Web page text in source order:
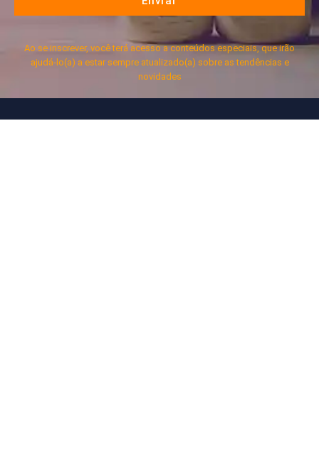
Ao se inscrever, você terá acesso a conteúdos especiais, que irão
ajudá-lo(a) a estar sempre atualizado(a) sobre as tendências e
novidades